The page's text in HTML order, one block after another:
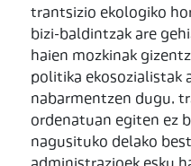
trantsizio ekologiko
bizi-baldintzak are
haien mozkinak
politika ekosozialistak
nabarmentzen dugu,
ordenatuan egiten ez
nagusituko delako